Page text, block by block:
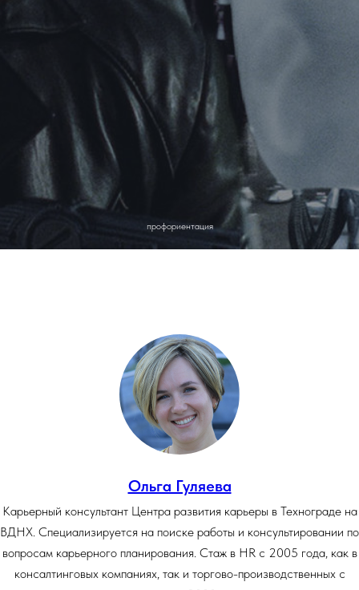
профориентация
Ольга Гуляева
Карьерный консультант Центра развития карьеры в Технограде на
ВДНХ. Специализируется на поиске работы и консультировании по
вопросам карьерного планирования. Стаж в HR с 2005 года, как в
консалтинговых компаниях, так и торгово-производственных с